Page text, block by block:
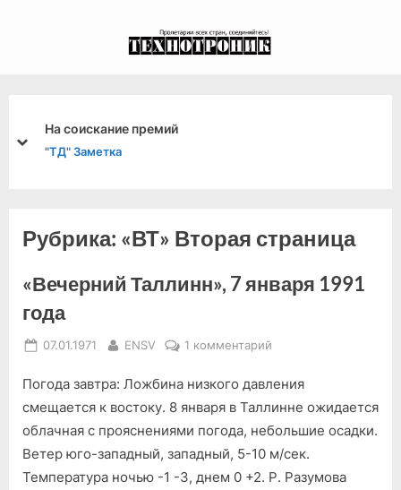
На соискание премий
"ТД" Заметка
prev
next
Рубрика: «ВТ» Вторая страница
«Вечерний Таллинн», 7 января 1991
года
Posted
07.01.1971 By
ENSV 1 комментарий
«Вечерний
Таллинн»,
7
1991
года
Погода завтра: Ложбина низкого давления
смещается к востоку. 8 января в Таллинне ожидается
облачная с прояснениями погода, небольшие осадки.
Ветер юго-западный, западный, 5-10 м/сек.
Температура ночью -1 -3, днем 0 +2. Р. Разумова